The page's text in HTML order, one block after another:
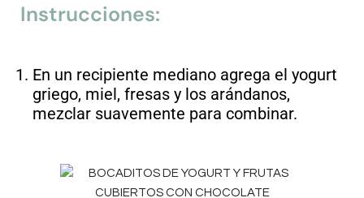
Instrucciones:
En un recipiente mediano agrega el yogurt
griego, miel, fresas y los arándanos,
mezclar suavemente para combinar.